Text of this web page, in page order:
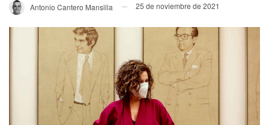
Antonio Cantero Mansilla 25 de noviembre de 2021